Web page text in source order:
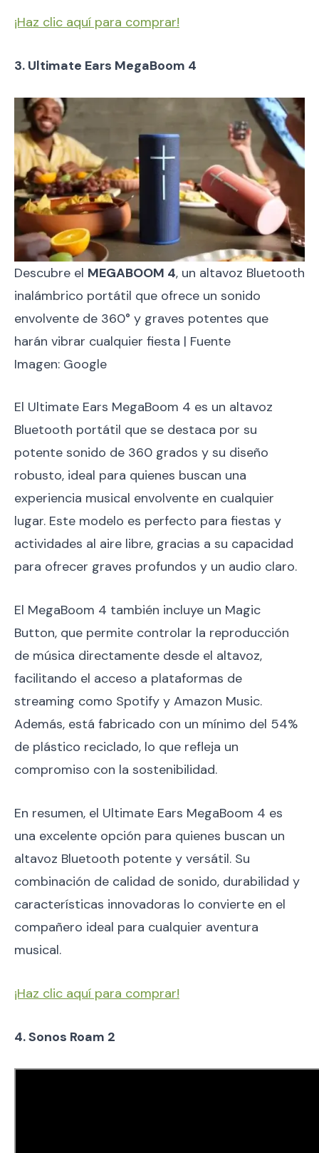
¡Haz clic aquí para comprar!
3. Ultimate Ears MegaBoom 4
Descubre el MEGABOOM 4, un altavoz Bluetooth
inalámbrico portátil que ofrece un sonido
envolvente de 360° y graves potentes que
harán vibrar cualquier fiesta | Fuente
Imagen: Google
El Ultimate Ears MegaBoom 4 es un altavoz
Bluetooth portátil que se destaca por su
potente sonido de 360 grados y su diseño
robusto, ideal para quienes buscan una
experiencia musical envolvente en cualquier
lugar. Este modelo es perfecto para fiestas y
actividades al aire libre, gracias a su capacidad
para ofrecer graves profundos y un audio claro.
El MegaBoom 4 también incluye un Magic
Button, que permite controlar la reproducción
de música directamente desde el altavoz,
facilitando el acceso a plataformas de
streaming como Spotify y Amazon Music.
Además, está fabricado con un mínimo del 54%
de plástico reciclado, lo que refleja un
compromiso con la sostenibilidad.
En resumen, el Ultimate Ears MegaBoom 4 es
una excelente opción para quienes buscan un
altavoz Bluetooth potente y versátil. Su
combinación de calidad de sonido, durabilidad y
características innovadoras lo convierte en el
compañero ideal para cualquier aventura
musical.
¡Haz clic aquí para comprar!
4. Sonos Roam 2